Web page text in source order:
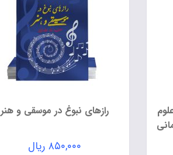
علوم
رازهای نبوغ در موسقی و هنر
۸۵۰,۰۰۰ ریال